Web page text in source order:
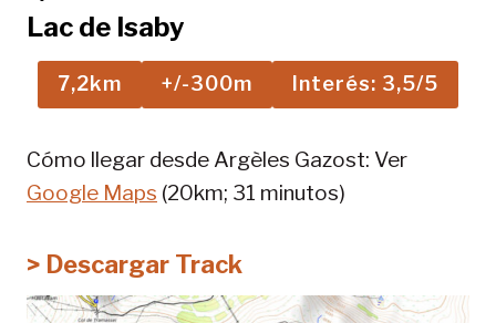
Lac de Isaby
7,2km +/-300m Interés: 3,5/5
Cómo llegar desde Argèles Gazost: Ver
Google Maps (20km; 31 minutos)
> Descargar Track